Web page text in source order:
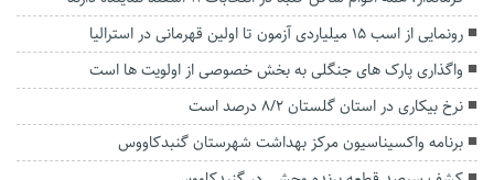
رونمایی از اسب ١۵ میلیاردی آزمون تا اولین قهرمانی در استرالیا
واگذاری پارک های جنگلی به بخش خصوصی از اولویت ها است
نرخ بیکاری در استان گلستان ۸/۲ درصد است
برنامه واکسیناسیون مرکز بهداشت شهرستان گنبدکاووس